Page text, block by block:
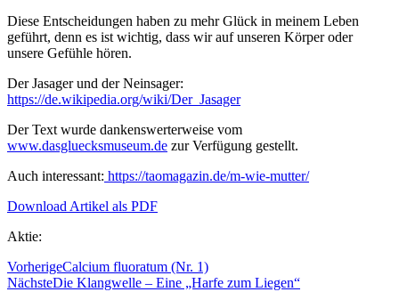
Diese Entscheidungen haben zu mehr Glück in meinem Leben
geführt, denn es ist wichtig, dass wir auf unseren Körper oder
unsere Gefühle hören.
Der Jasager und der Neinsager:
https://de.wikipedia.org/wiki/Der_Jasager
Der Text wurde dankenswerterweise vom
www.dasgluecksmuseum.de zur Verfügung gestellt.
Auch interessant: https://taomagazin.de/m-wie-mutter/
Download Artikel als PDF
Aktie:
VorherigeCalcium fluoratum (Nr. 1)
NächsteDie Klangwelle – Eine „Harfe zum Liegen“